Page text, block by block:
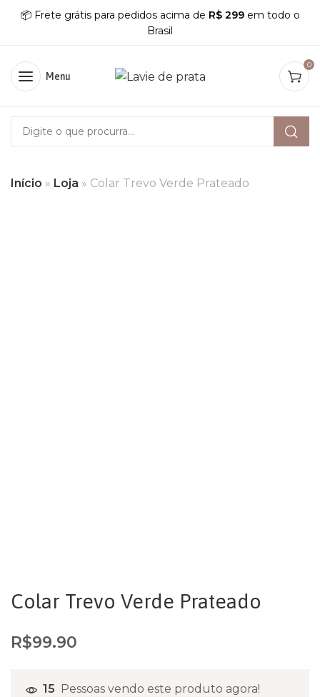
📦 Frete grátis para pedidos acima de R$ 299 em todo o
Brasil
Menu
0
Início » Loja » Colar Trevo Verde Prateado
Colar Trevo Verde Prateado
R$99.90
15 Pessoas vendo este produto agora!